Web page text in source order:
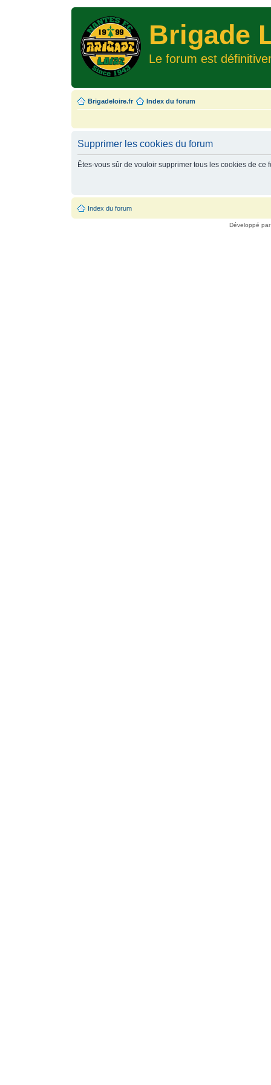
Brigade
Le forum est
Brigadeloire.fr Index du forum
Supprimer les cookies du forum
Êtes-vous sûr de vouloir supprimer tous les cookies de ce
Index du forum
Développé